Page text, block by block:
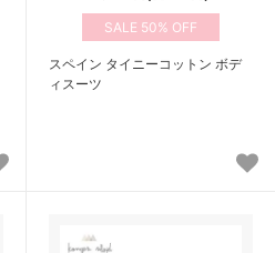
50%
スペイン タイニーコットン ボデ
ィスーツ